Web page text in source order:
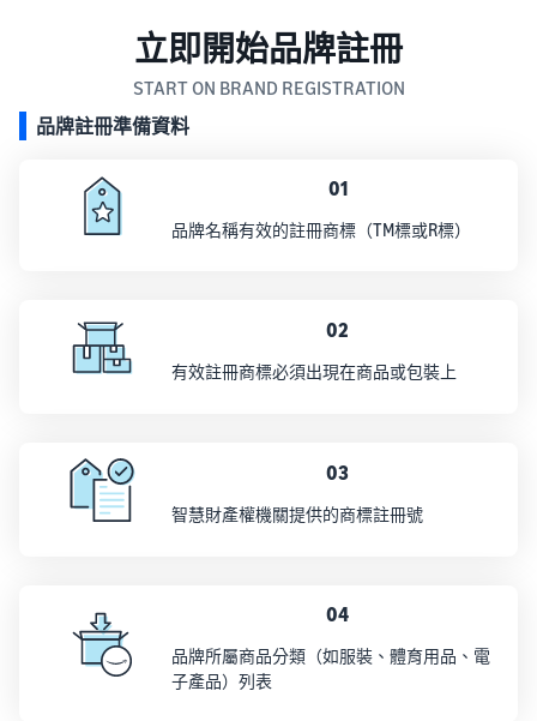
立即開始品牌註冊
START ON BRAND REGISTRATION
品牌註冊準備資料
01
品牌名稱有效的註冊商標（TM標或R標）
02
有效註冊商標必須出現在商品或包裝上
03
智慧財產權機關提供的商標註冊號
04
品牌所屬商品分類（如服裝、體育用品、電
子產品）列表